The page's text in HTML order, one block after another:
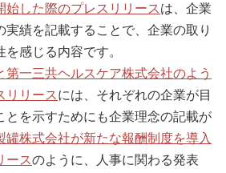
始した際のプレスリリース は、企業
実績を記載することで、企業の取り
感じる内容です。
第一三共ヘルスケア株式会社のよう
リリース には、それぞれの企業が目
とを示すためにも企業理念の記載が
罐株式会社が新たな報酬制度を導入
ースのように、人事に関わる発表